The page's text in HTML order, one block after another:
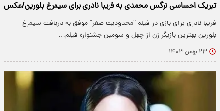
تبریک احساسی نرگس محمدی به فریبا نادری برای سیمرغ بلورین/عکس
فریبا نادری برای بازی در فیلم “محدودیت صفر” موفق به دریافت سیمرغ
بلورین بهترین بازیگر زن از چهل و سومین جشنواره فیلم…
۲۳ بهمن ۱۴۰۳